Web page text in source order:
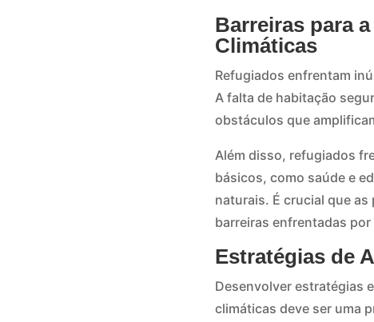
Barreiras para
Climáticas
Refugiados enfrentam
A falta de habitação
obstáculos que
Além disso, refugiados
básicos, como saúde e
naturais. É crucial que
barreiras enfrentadas
Estratégias de
Desenvolver estratégias
climáticas deve ser uma